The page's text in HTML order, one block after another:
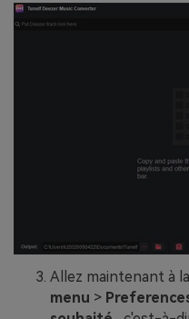
Allez maintenant à
menu >